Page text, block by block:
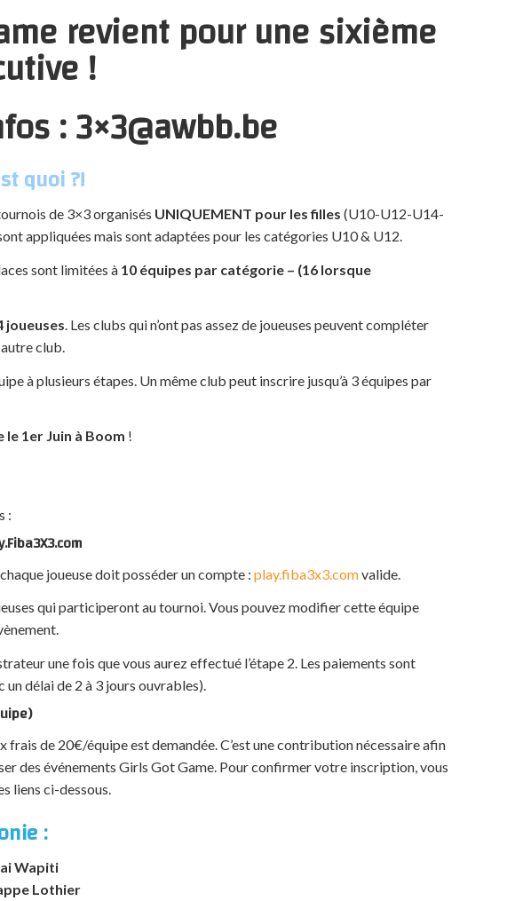
revient pour une sixième
!
: 3×3@awbb.be
quoi ?!
de 3×3 organisés UNIQUEMENT pour les filles (U10-U12-U14-
appliquées mais sont adaptées pour les catégories U10 & U12.
sont limitées à 10 équipes par catégorie – (16 lorsque
joueuses. Les clubs qui n’ont pas assez de joueuses peuvent compléter
autre club.
à plusieurs étapes. Un même club peut inscrire jusqu’à 3 équipes par
1er Juin à Boom !
:
joueuse doit posséder un compte : play.fiba3x3.comvalide.
qui participeront au tournoi. Vous pouvez modifier cette équipe
une fois que vous aurez effectué l’étape 2. Les paiements sont
délai de 2 à 3 jours ouvrables).
frais de 20€/équipe est demandée. C’est une contribution nécessaire afin
des événements Girls Got Game. Pour confirmer votre inscription, vous
liens ci-dessous.
:
Wapiti
Lothier